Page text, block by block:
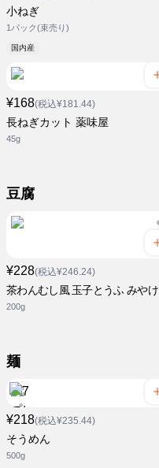
小ねぎ
1パック(束売り)
国内産
¥168(税込¥181.44)
長ねぎカット 薬味屋
45g
豆腐
¥228(税込¥246.24)
茶わんむし風 玉子とうふ みやけ
200g
麺
¥218(税込¥235.44)
そうめん
500g